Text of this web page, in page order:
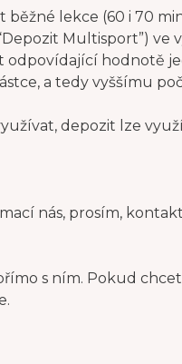
lekce (60 i 70
Multisport”) ve
hodnotě
a tedy vyššímu
depozit lze
nás, prosím,
s ním. Pokud